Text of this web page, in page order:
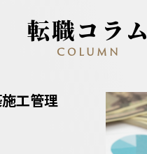
転職コラム
COLUMN
施工管理